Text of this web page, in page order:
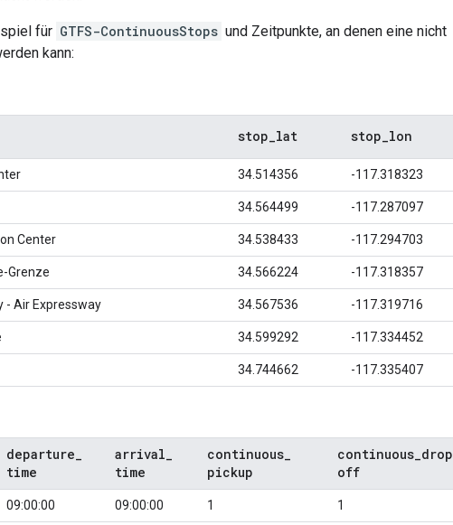
für GTFS-ContinuousStops und Zeitpunkte, an denen eine nicht
kann:
stop lat stop lon
34.514356 -117.318323
34.564499 -117.287097
Center 34.538433 -117.294703
-Grenze 34.566224 -117.318357
- Air Expressway 34.567536 -117.319716
34.599292 -117.334452
34.744662 -117.335407
departure
time
arrival
time
continuous
pickup
continuous drop
off
09:00:00 09:00:00 1 1